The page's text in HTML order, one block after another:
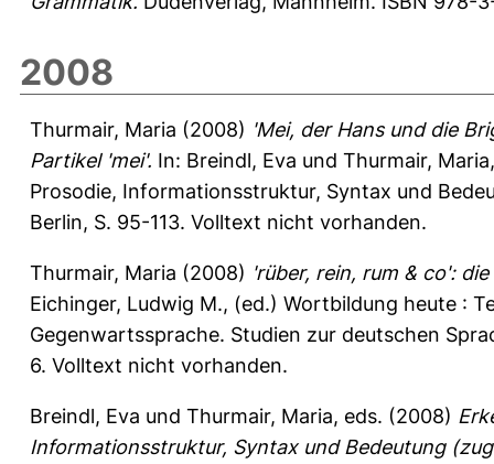
2008
Thurmair, Maria (2008) 'Mei, der Hans und die
Partikel 'mei'. In: Breindl, Eva und Thurmair, Maria
Prosodie, Informationsstruktur, Syntax und
Berlin, S. 95-113. Volltext nicht vorhanden.
Thurmair, Maria (2008) 'rüber, rein, rum & co':
Eichinger, Ludwig M., (ed.) Wortbildung heute :
Gegenwartssprache. Studien zur deutschen
6. Volltext nicht vorhanden.
Breindl, Eva und Thurmair, Maria, eds. (2008)
Informationsstruktur, Syntax und Bedeutung